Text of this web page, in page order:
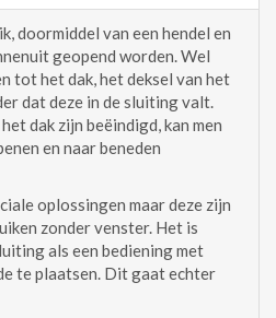
doormiddel van een hendel en
geopend worden. Wel
tot het dak, het deksel van het
dat deze in de sluiting valt.
dak zijn beëindigd, kan men
en naar beneden
oplossingen maar deze zijn
zonder venster. Het is
als een bediening met
te plaatsen. Dit gaat echter